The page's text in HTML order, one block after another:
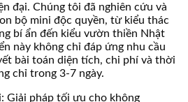
đại. Chúng tôi đã nghiên cứu và
bộ mini độc quyền, từ kiểu thác
bí ẩn đến kiểu vườn thiền Nhật
này không chỉ đáp ứng nhu cầu
bài toán diện tích, chi phí và thời
chỉ trong 3-7 ngày.